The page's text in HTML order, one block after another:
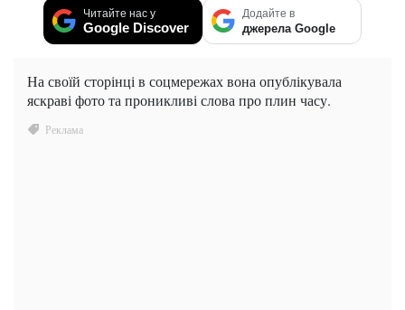
Читайте нас у
Google Discover
Додайте в
джерела Google
На своїй сторінці в соцмережах вона опублікувала
яскраві фото та проникливі слова про плин часу.